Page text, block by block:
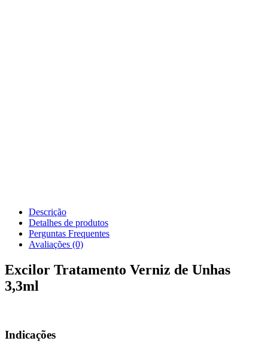
Descrição
Detalhes de produtos
Perguntas Frequentes
Avaliações (0)
Excilor Tratamento Verniz de Unhas
3,3ml
Indicações